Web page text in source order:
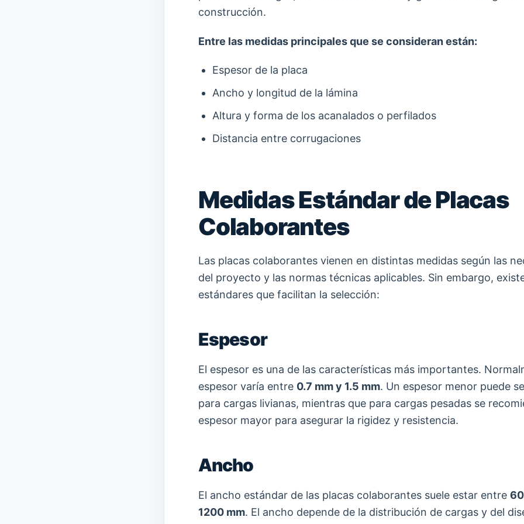
construcción.
Entre las medidas principales que se consideran están:
Espesor de la placa
Ancho y longitud de la lámina
Altura y forma de los acanalados o perfilados
Distancia entre corrugaciones
Medidas Estándar de Placas
Colaborantes
Las placas colaborantes vienen en distintas medidas según las
del proyecto y las normas técnicas aplicables. Sin embargo,
estándares que facilitan la selección:
Espesor
El espesor es una de las características más importantes.
espesor varía entre 0.7 mm y 1.5 mm. Un espesor menor puede
para cargas livianas, mientras que para cargas pesadas se
espesor mayor para asegurar la rigidez y resistencia.
Ancho
El ancho estándar de las placas colaborantes suele estar entre
1200 mm. El ancho depende de la distribución de cargas y del